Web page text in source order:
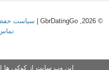
© 2026, GbrDatingGo | سیاست
این وب سایت از کوکی ها